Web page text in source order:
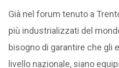
Già nel forum tenuto a
più industrializzati del
bisogno di garantire che gli
livello nazionale, siano